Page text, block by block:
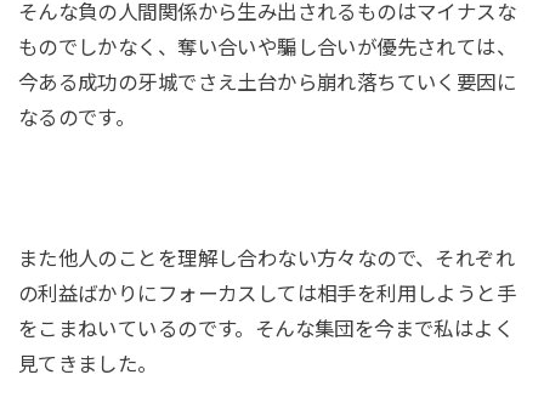
そんな負の人間関係から生み出されるものはマイナスな
ものでしかなく、奪い合いや騙し合いが優先されては、
今ある成功の牙城でさえ土台から崩れ落ちていく要因に
なるのです。
また他人のことを理解し合わない方々なので、それぞれ
の利益ばかりにフォーカスしては相手を利用しようと手
をこまねいているのです。そんな集団を今まで私はよく
見てきました。